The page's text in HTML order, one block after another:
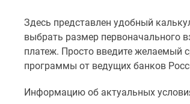
Здесь представлен удобный
выбрать размер первоначального
платеж. Просто введите желаемый
программы от ведущих банков
Информацию об актуальных